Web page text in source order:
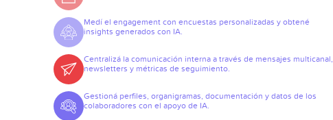
Medí el engagement con encuestas personalizadas y obtené
insights generados con IA.
Centralizá la comunicación interna a través de mensajes multicanal,
newsletters y métricas de seguimiento.
Gestioná perfiles, organigramas, documentación y datos de los
colaboradores con el apoyo de IA.